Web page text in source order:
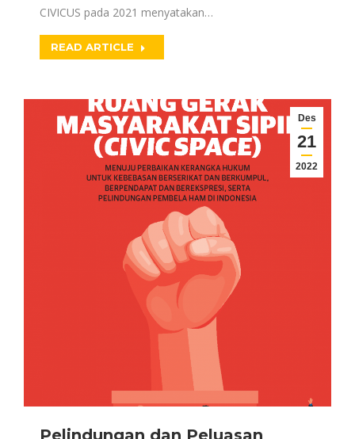
CIVICUS pada 2021 menyatakan…
READ ARTICLE
Des
21
2022
Pelindungan dan Peluasan